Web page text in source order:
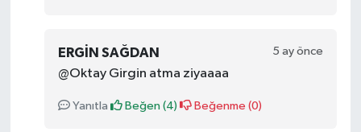
ERGIN SAĞDAN 5 ay önce
@Oktay Girgin atma ziyaaaa
Yanıtla Beğen (4) Beğenme (0)